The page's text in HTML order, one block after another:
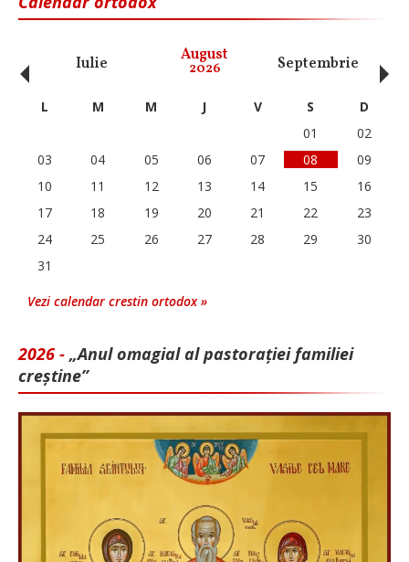
Iulie August
2026 Septembrie
‹ L M M J V S
D
01
02
03
04 05 06 07 08
09
10
11 12 13 14 15
16
17
18 19 20 21 22
23
24
25 26 27 28 29
30
31
Vezi calendar crestin ortodox »
2026 - „Anul omagial al pastorației familiei
creștine”